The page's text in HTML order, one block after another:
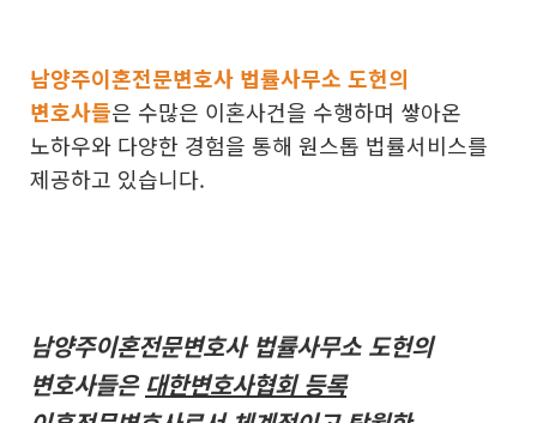
남양주이혼전문변호사 법률사무소 도헌의
변호사들은 수많은 이혼사건을 수행하며 쌓아온
노하우와 다양한 경험을 통해 원스톱 법률서비스를
제공하고 있습니다.
남양주이혼전문변호사 법률사무소 도헌의
변호사들은 대한변호사협회 등록